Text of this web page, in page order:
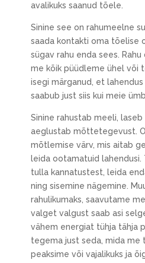
avalikuks saanud tõele.
Sinine see on rahumeelne
saada kontakti oma tõelise
sügav rahu enda sees.
me kõik püüdleme ühel või
isegi märganud, et
saabub just siis kui meie
Sinine rahustab meeli, laseb
aeglustab mõttetegevust.
mõtlemise värv, mis aitab
leida ootamatuid lahendusi.
tulla kannatustest, leida
ning sisemine nägemine.
rahulikumaks, saavutame
valget valgust saab asi
vähem energiat tühja tähja
tegema just seda, mida
peaksime või vajalikuks ja